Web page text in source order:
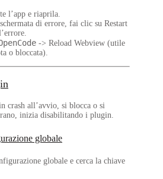
l’app e riaprila.
di errore, fai clic su Restart
-> Reload Webview (utile
o bloccata).
crash all’avvio, si blocca o si
inizia disabilitando i plugin.
globale
globale e cerca la chiave